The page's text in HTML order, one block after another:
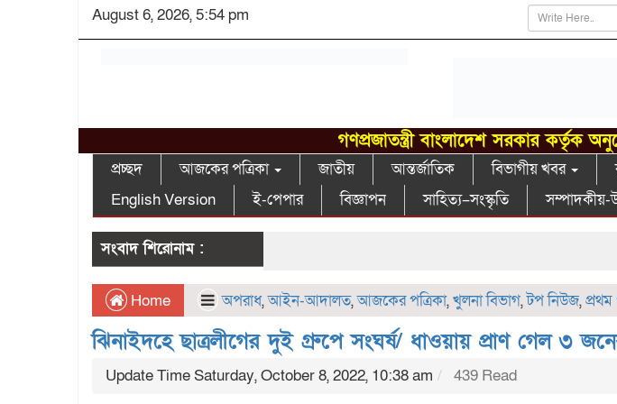
August 6, 2026, 5:54 pm
গণপ্রজাতন্ত্রী বাংলাদেশ সরকার কর্তৃক
প্রচ্ছদ আজকের পত্রিকা জাতীয় আন্তর্জাতিক বিভাগীয় খবর
English Version
ই-পেপার বিজ্ঞাপন সাহিত্য–সংস্কৃতি
সংবাদ শিরোনাম :
Home অপরাধ,আইন-আদালত,আজকের পত্রিকা,খুলনা বিভাগ,টপ নিউজ,প্রথম
ঝিনাইদহে ছাত্রলীগের দুই গ্রুপে সংঘর্ষ/ ধাওয়ায় প্রাণ গেল ৩
Update Time Saturday, October 8, 2022, 10:38 am 439 Read